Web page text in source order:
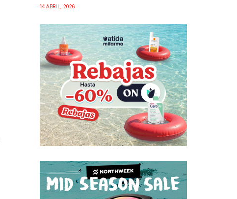
14 ABRIL, 2026